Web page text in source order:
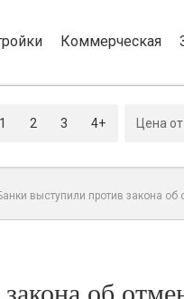
Коммерческая
1 2 3 4+
выступили против закона